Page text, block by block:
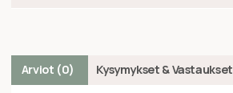
Arviot (0) Kysymykset & Vastaukset